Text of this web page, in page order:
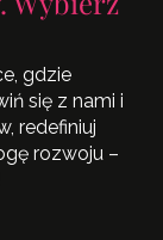
gdzie
się z nami i
redefiniuj
rozwoju –